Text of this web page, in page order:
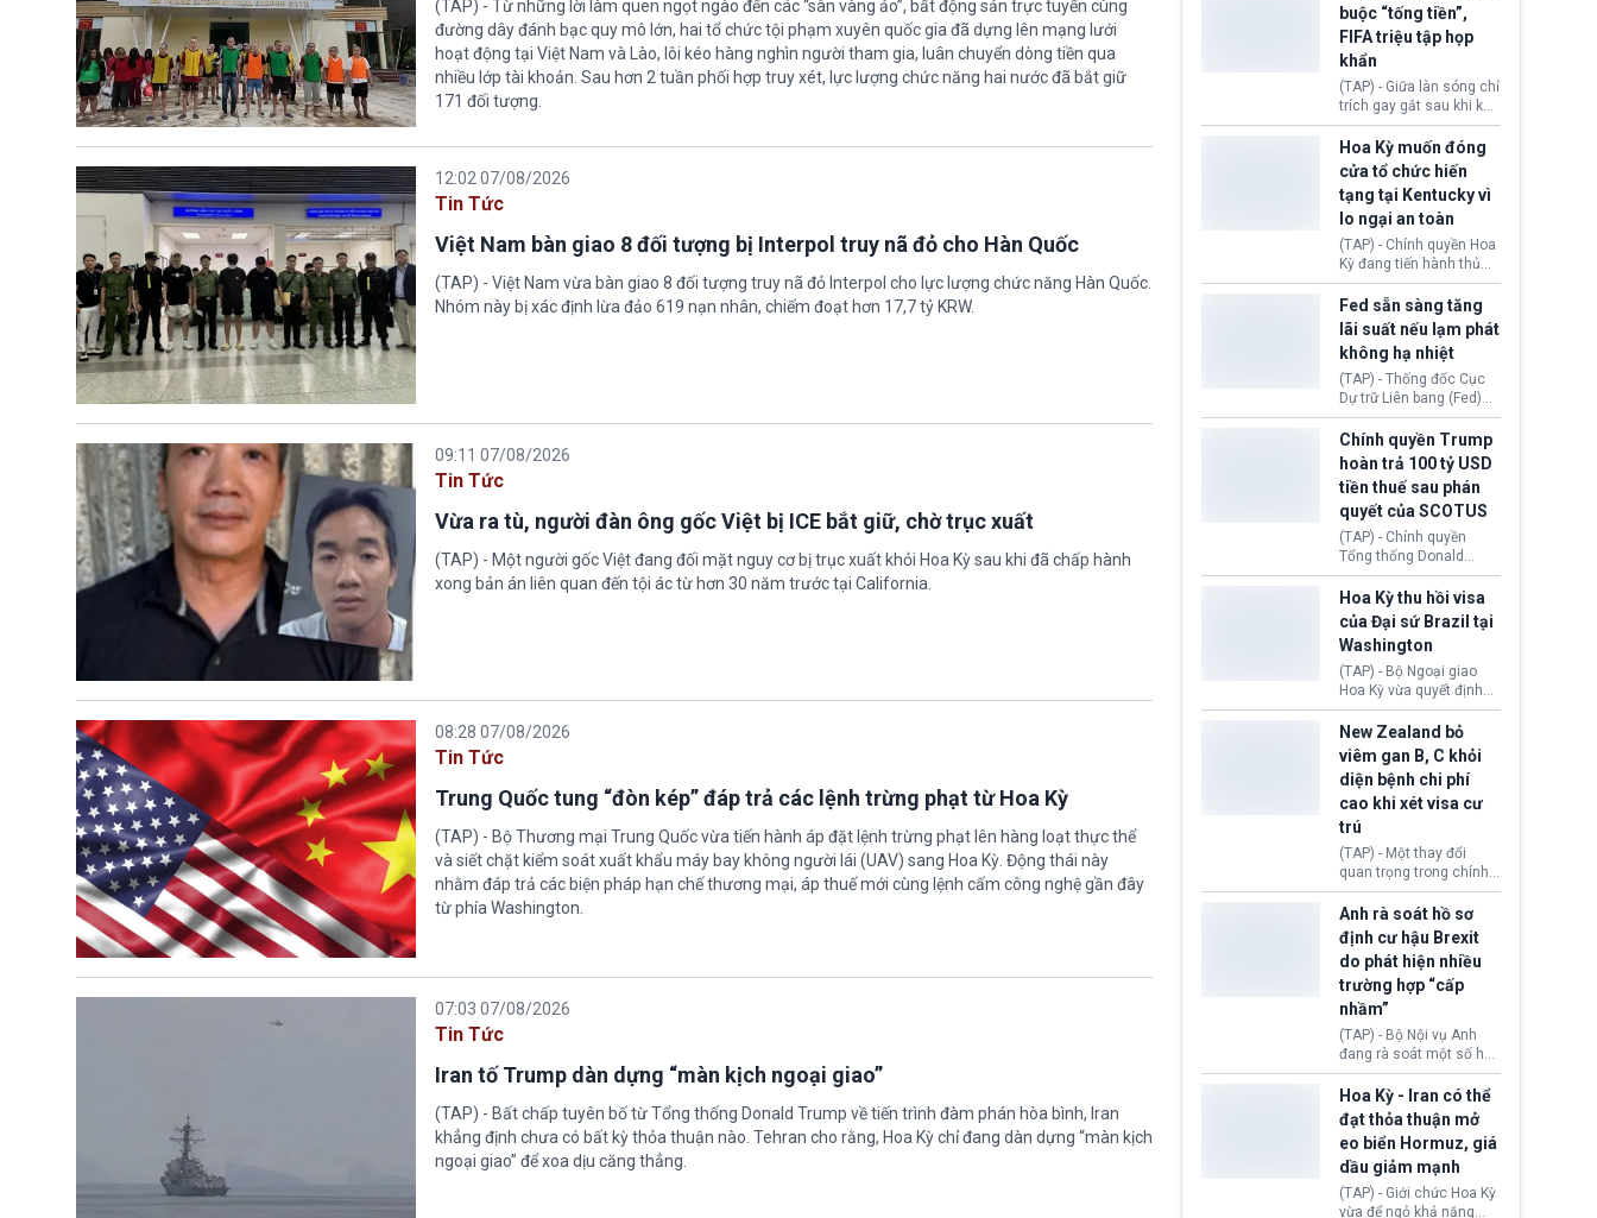
(TAP) - Từ những lời làm quen ngọt ngào đến các “sàn vàng ảo”, bất động sản trực tuyến cùng
đường dây đánh bạc quy mô lớn, hai tổ chức tội phạm xuyên quốc gia đã dựng lên mạng lưới
hoạt động tại Việt Nam và Lào, lôi kéo hàng nghìn người tham gia, luân chuyển dòng tiền qua
nhiều lớp tài khoản. Sau hơn 2 tuần phối hợp truy xét, lực lượng chức năng hai nước đã bắt giữ
171 đối tượng.
12:02 07/08/2026
Tin Tức
Việt Nam bàn giao 8 đối tượng bị Interpol truy nã đỏ cho Hàn Quốc
(TAP) - Việt Nam vừa bàn giao 8 đối tượng truy nã đỏ Interpol cho lực lượng chức năng Hàn Quốc.
Nhóm này bị xác định lừa đảo 619 nạn nhân, chiếm đoạt hơn 17,7 tỷ KRW.
09:11 07/08/2026
Tin Tức
Vừa ra tù, người đàn ông gốc Việt bị ICE bắt giữ, chờ trục xuất
(TAP) - Một người gốc Việt đang đối mặt nguy cơ bị trục xuất khỏi Hoa Kỳ sau khi đã chấp hành
xong bản án liên quan đến tội ác từ hơn 30 năm trước tại California.
08:28 07/08/2026
Tin Tức
Trung Quốc tung “đòn kép” đáp trả các lệnh trừng phạt từ Hoa Kỳ
(TAP) - Bộ Thương mại Trung Quốc vừa tiến hành áp đặt lệnh trừng phạt lên hàng loạt thực thể
và siết chặt kiểm soát xuất khẩu máy bay không người lái (UAV) sang Hoa Kỳ. Động thái này
nhằm đáp trả các biện pháp hạn chế thương mại, áp thuế mới cùng lệnh cấm công nghệ gần đây
từ phía Washington.
07:03 07/08/2026
Tin Tức
Iran tố Trump dàn dựng “màn kịch ngoại giao”
(TAP) - Bất chấp tuyên bố từ Tổng thống Donald Trump về tiến trình đàm phán hòa bình, Iran
khẳng định chưa có bất kỳ thỏa thuận nào. Tehran cho rằng, Hoa Kỳ chỉ đang dàn dựng “màn kịch
ngoại giao” để xoa dịu căng thẳng.
hưởng quyền lợi nhập cư
tại Hoa Kỳ.
mô hình trí tuệ nhân tạo
(AI) từ OpenAI và
Anthropic tự ý tạo danh
tính giả hòng đánh lừa
con người. Ngay cả lúc
bị phát hiện, AI vẫn tiếp
tục che giấu hành vi, tạo
thêm danh tính khác
nhằm duy trì hoạt động
buộc “tống tiền”,
FIFA triệu tập họp
khẩn
(TAP) - Giữa làn sóng chỉ
trích gay gắt sau khi kế
hoạch thương mại hoá
World Cup bị phanh phui,
Chủ tịch Gianni Infantino
tiếp tục đối mặt cáo
buộc dùng sức ép tài
chính để đổi lấy sự ủng
chính trị từ Liên đoàn
Bóng đá Jordan. Trước
áp lực dồn dập, FIFA phải
tổ chức cuộc họp khẩn ở
Morocco.
Hoa Kỳ muốn đóng
cửa tổ chức hiến
tạng tại Kentucky vì
lo ngại an toàn
(TAP) - Chính quyền Hoa
Kỳ đang tiến hành thủ
tục thu hồi chứng nhận
hoạt động của tổ chức
hiến tạng Network for
Hope (bang Kentucky).
Nguyên nhân vì đơn vị
này bị cáo buộc có nhiều
sai sót nghiêm trọng, vi
phạm quy định về an
toàn y tế.
Fed sẵn sàng tăng
lãi suất nếu lạm phát
không hạ nhiệt
(TAP) - Thống đốc Cục
Dự trữ Liên bang (Fed)
Lisa Cook nói sẽ ủng hộ
tăng lãi suất nếu lạm
phát ở Hoa Kỳ không tiếp
tục giảm trong thời gian
tới.
Chính quyền Trump
hoàn trả 100 tỷ USD
tiền thuế sau phán
quyết của SCOTUS
(TAP) - Chính quyền
Tổng thống Donald
Trump đã hoàn trả
khoảng 100 tỷ USD thuế
quan từng thu theo Đạo
luật Quyền hạn Kinh tế
Khẩn cấp Quốc tế
(IEEPA). Động thái này
diễn ra sau phán quyết
hồi tháng 2 bởi Tòa án
Tối cao Hoa Kỳ
(SCOTUS) khi tuyên bố,
việc áp thuế diện rộng là
hoàn toàn bất hợp pháp.
Hoa Kỳ thu hồi visa
của Đại sứ Brazil tại
Washington
(TAP) - Bộ Ngoại giao
Hoa Kỳ vừa quyết định
thu hồi thị thực (visa)
của bà Maria Luiza
Ribeiro Viotti - Đại sứ
Brazil tại Washington.
Động thái trên diễn ra
trong bối cảnh tranh
chấp ngoại giao giữa
chính quyền Tổng thống
Donald Trump và chính
phủ cánh tả Tổng thống
da Silva đang leo thang
gay gắt.
New Zealand bỏ
viêm gan B, C khỏi
diện bệnh chi phí
cao khi xét visa cư
trú
(TAP) - Một thay đổi
quan trọng trong chính
sách nhập cư của New
Zealand đang mở ra
thêm cơ hội cho nhiều
người muốn định cư. Từ
nay, người mắc viêm
gan B hoặc viêm gan C
sẽ không còn bị mặc
định không đáp ứng tiêu
chuẩn sức khỏe chỉ vì
chi phí điều trị khi nộp hồ
Anh rà soát hồ sơ
định cư hậu Brexit
do phát hiện nhiều
trường hợp “cấp
nhầm”
(TAP) - Bộ Nội vụ Anh
đang rà soát một số hồ
sơ thuộc Chương trình
Định cư EU (EU
Settlement Scheme -
EUSS) sau khi xác định
có trường hợp được cấp
quy chế cư trú hậu
Brexit “do nhầm lẫn”.
Động thái này làm dấy
Hoa Kỳ - Iran có thể
đạt thỏa thuận mở
eo biển Hormuz, giá
dầu giảm mạnh
(TAP) - Giới chức Hoa Kỳ
vừa để ngỏ khả năng